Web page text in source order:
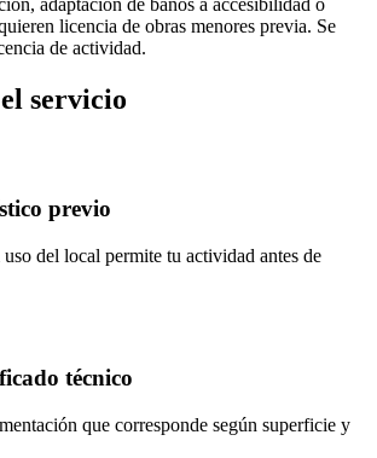
licencia de obras menores previa. Se
de actividad.
servicio
previo
del local permite tu actividad antes de
técnico
que corresponde según superficie y